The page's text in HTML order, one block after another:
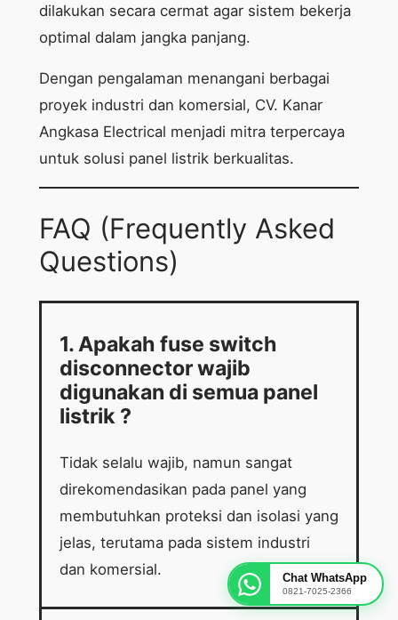
Chat WhatsApp
0821-7025-2366
dilakukan secara cermat agar sistem bekerja
optimal dalam jangka panjang.
Dengan pengalaman menangani berbagai
proyek industri dan komersial, CV. Kanar
Angkasa Electrical menjadi mitra terpercaya
untuk solusi panel listrik berkualitas.
FAQ (Frequently Asked
Questions)
1. Apakah fuse switch
disconnector wajib
digunakan di semua panel
listrik ?
Tidak selalu wajib, namun sangat
direkomendasikan pada panel yang
membutuhkan proteksi dan isolasi yang
jelas, terutama pada sistem industri
dan komersial.